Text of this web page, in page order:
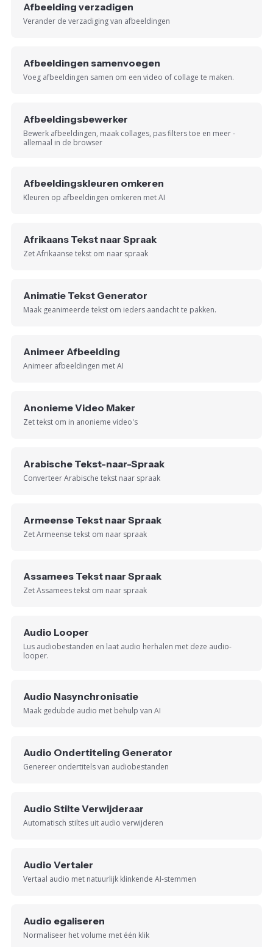
Afbeelding verzadigen
Verander de verzadiging van afbeeldingen
Afbeeldingen samenvoegen
Voeg afbeeldingen samen om een video of collage te maken.
Afbeeldingsbewerker
Bewerk afbeeldingen, maak collages, pas filters toe en meer -
allemaal in de browser
Afbeeldingskleuren omkeren
Kleuren op afbeeldingen omkeren met AI
Afrikaans Tekst naar Spraak
Zet Afrikaanse tekst om naar spraak
Animatie Tekst Generator
Maak geanimeerde tekst om ieders aandacht te pakken.
Animeer Afbeelding
Animeer afbeeldingen met AI
Anonieme Video Maker
Zet tekst om in anonieme video's
Arabische Tekst-naar-Spraak
Converteer Arabische tekst naar spraak
Armeense Tekst naar Spraak
Zet Armeense tekst om naar spraak
Assamees Tekst naar Spraak
Zet Assamees tekst om naar spraak
Audio Looper
Lus audiobestanden en laat audio herhalen met deze audio-
looper.
Audio Nasynchronisatie
Maak gedubde audio met behulp van AI
Audio Ondertiteling Generator
Genereer ondertitels van audiobestanden
Audio Stilte Verwijderaar
Automatisch stiltes uit audio verwijderen
Audio Vertaler
Vertaal audio met natuurlijk klinkende AI-stemmen
Audio egaliseren
Normaliseer het volume met één klik